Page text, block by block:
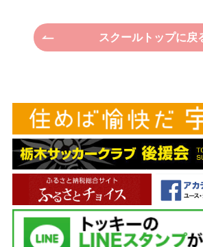
スクールトップに戻